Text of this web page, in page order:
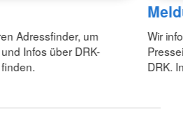
Adressfinder, um
Infos über DRK-
Wir
DRK.